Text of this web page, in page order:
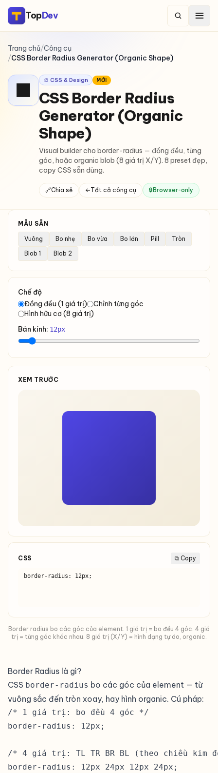
TopDev
Trang chủ/Công cụ
/CSS Border Radius Generator (Organic Shape)
⬛ 🎨 CSS & Design MỚI
CSS Border Radius
Generator (Organic
Shape)
Visual builder cho border-radius — đồng đều, từng
góc, hoặc organic blob (8 giá trị X/Y). 8 preset đẹp,
copy CSS sẵn dùng.
🔗Chia sẻ ←Tất cả công cụ 🔒 Browser-only
MẪU SẴN
Vuông Bo nhẹ Bo vừa Bo lớn Pill
Tròn
Blob 1
Blob 2
Chế độ
Đồng đều (1 giá trị)
Chỉnh từng góc
Hình hữu cơ (8 giá trị)
Bán kính: 12px
XEM TRƯỚC
CSS ⧉ Copy
border-radius: 12px;
Border radius bo các góc của element. 1 giá trị = bo đều 4 góc. 4 giá
trị = từng góc khác nhau. 8 giá trị (X/Y) = hình dạng tự do, organic.
Border Radius là gì?
CSS border-radius bo các góc của element — từ
vuông sắc đến tròn xoay, hay hình organic. Cú pháp:
/* 1 giá trị: bo đều 4 góc */
border-radius: 12px;
/* 4 giá trị: TL TR BR BL (theo chiều kim
border-radius: 12px 24px 12px 24px;